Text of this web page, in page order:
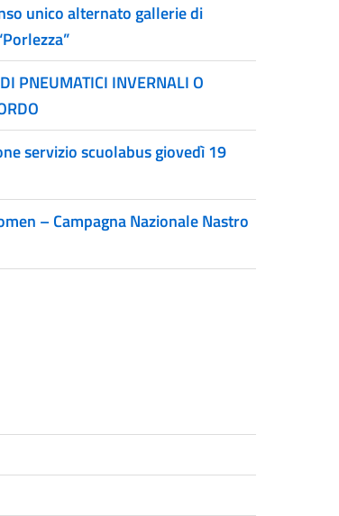
unico alternato gallerie di
PNEUMATICI INVERNALI O
servizio scuolabus giovedì 19
– Campagna Nazionale Nastro